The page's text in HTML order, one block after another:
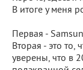
В итоге у меня
Первая -
Вторая - это то,
уверены, что в